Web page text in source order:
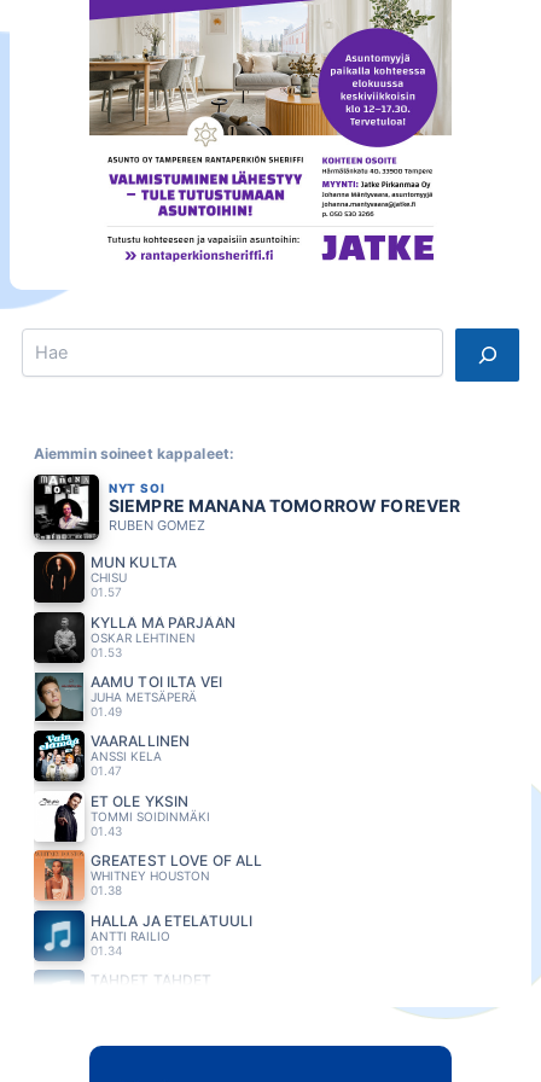
Search
Aiemmin soineet kappaleet:
NYT SOI
SIEMPRE MANANA TOMORROW FOREVER
RUBEN GOMEZ
MUN KULTA
CHISU
01.57
KYLLÄ MÄ PÄRJÄÄN
OSKAR LEHTINEN
01.53
AAMU TOI ILTA VEI
JUHA METSÄPERÄ
01.49
VAARALLINEN
ANSSI KELA
01.47
ET OLE YKSIN
TOMMI SOIDINMÄKI
01.43
GREATEST LOVE OF ALL
WHITNEY HOUSTON
01.38
HALLA JA ETELÄTUULI
ANTTI RAILIO
01.34
TÄHDET TÄHDET
BOLTON MICHAEL